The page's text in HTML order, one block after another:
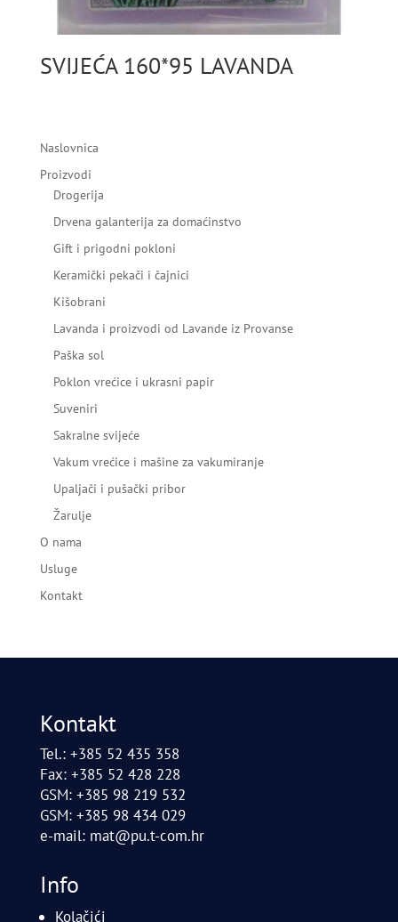
SVIJEĆA 160*95 LAVANDA
Naslovnica
Proizvodi
Drogerija
Drvena galanterija za domaćinstvo
Gift i prigodni pokloni
Keramički pekači i čajnici
Kišobrani
Lavanda i proizvodi od Lavande iz Provanse
Paška sol
Poklon vrećice i ukrasni papir
Suveniri
Sakralne svijeće
Vakum vrećice i mašine za vakumiranje
Upaljači i pušački pribor
Žarulje
O nama
Usluge
Kontakt
Kontakt
Tel.: +385 52 435 358
Fax: +385 52 428 228
GSM: +385 98 219 532
GSM: +385 98 434 029
e-mail: mat@pu.t-com.hr
Info
Kolačići